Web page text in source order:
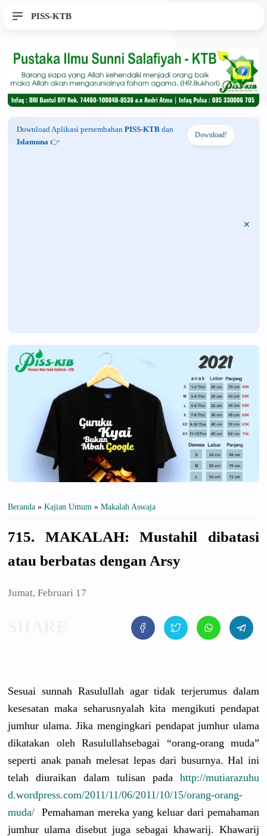
PISS-KTB
Download Aplikasi persembahan PISS-KTB dan
Islamuna 👉
Download!
Beranda » Kajian Umum » Makalah Aswaja
715. MAKALAH: Mustahil dibatasi
atau berbatas dengan Arsy
Jumat, Februari 17
Sesuai sunnah Rasulullah agar tidak terjerumus dalam
kesesatan maka seharusnyalah kita mengikuti pendapat
jumhur ulama. Jika mengingkari pendapat jumhur ulama
dikatakan oleh Rasulullahsebagai “orang-orang muda”
seperti anak panah melesat lepas dari busurnya. Hal ini
telah diuraikan dalam tulisan pada http://mutiarazuhu
d.wordpress.com/2011/11/06/2011/10/15/orang-orang-
muda/ Pemahaman mereka yang keluar dari pemahaman
jumhur ulama disebut juga sebagai khawarij. Khawarij